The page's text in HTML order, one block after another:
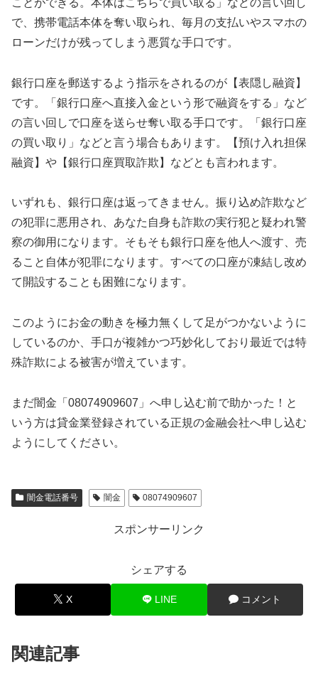
で、携帯電話本体を奪い取られ、毎月の支払いやスマホの
ローンだけが残ってしまう悪質な手口です。
銀行口座を郵送するよう指示をされるのが【表隠し融資】
です。「銀行口座へ直接入金という形で融資をする」など
の言い回しで口座を送らせ奪い取る手口です。「銀行口座
の買い取り」などと言う場合もあります。【預け入れ担保
融資】や【銀行口座買取詐欺】などとも言われます。
いずれも、銀行口座は返ってきません。振り込め詐欺など
の犯罪に悪用され、あなた自身も詐欺の実行犯と疑われ警
察の御用になります。そもそも銀行口座を他人へ渡す、売
ること自体が犯罪になります。すべての口座が凍結し改め
て開設することも困難になります。
このようにお金の動きを極力無くして足がつかないように
しているのか、手口が複雑かつ巧妙化しており最近では特
殊詐欺による被害が増えています。
まだ闇金「08074909607」へ申し込む前で助かった！と
いう方は貸金業登録されている正規の金融会社へ申し込む
ようにしてください。
闇金電話番号 闇金 08074909607
スポンサーリンク
シェアする
X LINE コメント
関連記事